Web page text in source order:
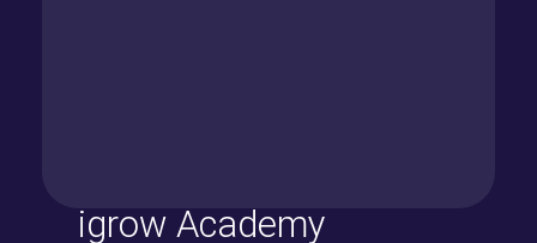
igrow Academy